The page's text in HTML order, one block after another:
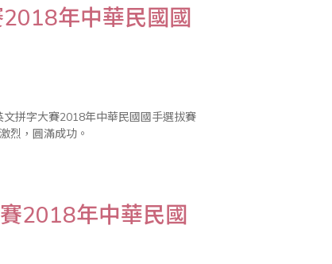
年中華民國國
拼字大賽2018年中華民國國手選拔賽
烈，圓滿成功。
2018年中華民國